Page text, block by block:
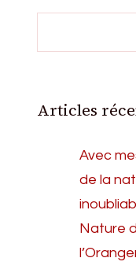
Articles
Avec
de la
Nature